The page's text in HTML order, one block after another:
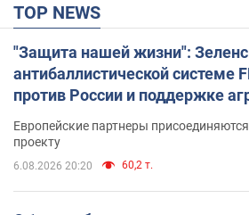
TOP NEWS
"Защита нашей жизни":
антибаллистической системе
против России и поддержке
Европейские партнеры
проекту
6.08.2026 20:20 60,2 т.